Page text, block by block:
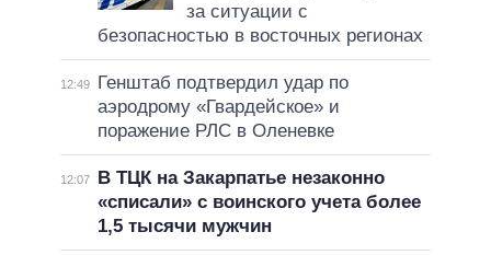
за ситуации с
безопасностью в восточных регионах
12:49
Генштаб подтвердил удар по
аэродрому «Гвардейское» и
поражение РЛС в Оленевке
12:07
В ТЦК на Закарпатье незаконно
«списали» с воинского учета более
1,5 тысячи мужчин